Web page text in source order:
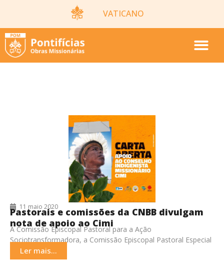
VATICANO
11 maio 2020
Pastorais e comissões da CNBB divulgam
nota de apoio ao Cimi
A Comissão Episcopal Pastoral para a Ação
Sociotransformadora, a Comissão Episcopal Pastoral Especial
Ecologia Integral e Mineração e a Comissão Brasileira de
Justiça e
Ler mais...